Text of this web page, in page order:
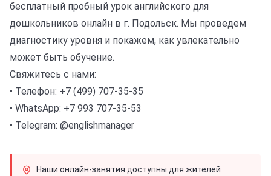
бесплатный пробный урок английского для
дошкольников онлайн в г. Подольск. Мы проведем
диагностику уровня и покажем, как увлекательно
может быть обучение.
Свяжитесь с нами:
• Телефон: +7 (499) 707-35-35
• WhatsApp: +7 993 707-35-53
• Telegram: @englishmanager
Наши онлайн-занятия доступны для жителей